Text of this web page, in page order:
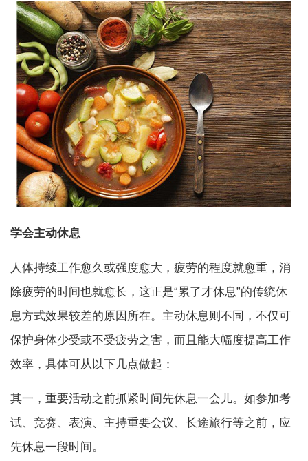
学会主动休息
人体持续工作愈久或强度愈大，疲劳的程度就愈重，消
除疲劳的时间也就愈长，这正是“累了才休息”的传统休
息方式效果较差的原因所在。主动休息则不同，不仅可
保护身体少受或不受疲劳之害，而且能大幅度提高工作
效率，具体可从以下几点做起：
其一，重要活动之前抓紧时间先休息一会儿。如参加考
试、竞赛、表演、主持重要会议、长途旅行等之前，应
先休息一段时间。